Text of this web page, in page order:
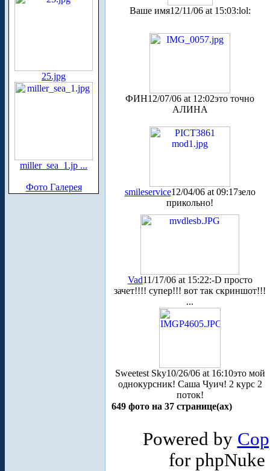
25.jpg
miller_sea_1.jp ...
Фото Галерея
Ваше имя12/11/06 at 15:03:lol:
ФИН12/07/06 at 12:02это точно
АЛИНА
smileservice12/04/06 at 09:17зело
прикольно!
Vad11/17/06 at 15:22:-D просто
зачет!!!! супер!!! вот так скриншот!!!
...
Sweetest Sky10/26/06 at 16:10это мой
однокурсник! Саша Чуич! 2 курс 2
поток!
649 фото на 37 странице(ах)
Powered by
for